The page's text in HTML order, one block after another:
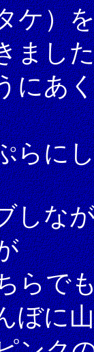
ケ）
まし
にあ
らに
しな
らで
ぼに